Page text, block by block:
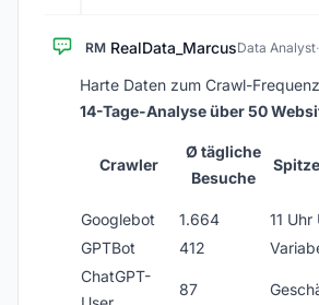
RM RealData_MarcusData Analyst·
Harte Daten zum Crawl-
14-Tage-Analyse über 50
Crawler
Ø tägliche
Besuche
Googlebot
1.664 11 Uhr
GPTBot
412
ChatGPT-
87